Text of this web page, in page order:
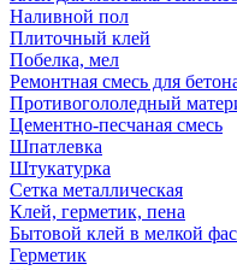
Наливной пол
Плиточный клей
Побелка, мел
Ремонтная смесь для
Противогололедный
Цементно-песчаная смесь
Шпатлевка
Штукатурка
Сетка металлическая
Клей, герметик, пена
Бытовой клей в мелкой
Герметик